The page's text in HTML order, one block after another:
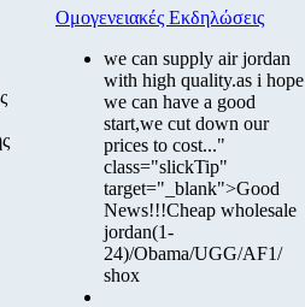
Ομογενειακές Εκδηλώσεις
we can supply air jordan
with high quality.as i hope
we can have a good
start,we cut down our
prices to cost..."
class="slickTip"
target="_blank">Good
News!!!Cheap wholesale
jordan(1-
24)/Obama/UGG/AF1/
shox